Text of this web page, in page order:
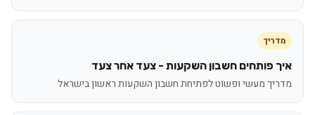
מדריך
איך פותחים חשבון השקעות - צעד אחר צעד
מדריך מעשי ופשוט לפתיחת חשבון השקעות ראשון בישראל